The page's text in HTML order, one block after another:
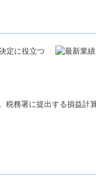
定に役立つ
務署に提出する損益計